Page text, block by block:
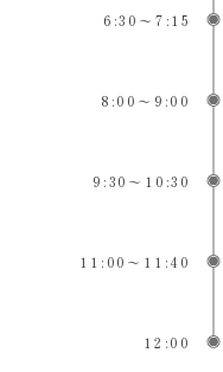
6:30〜7:15
8:00〜9:00
9:30〜10:30
11:00〜11:40
12:00